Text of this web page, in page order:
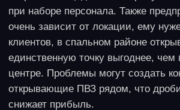
Формат реализации
Такие проекты чаще всего реализуются в формате
заключат договор операторы ТЦ, на знакомую
вывеску будут идти клиенты. Возможна и
коллаборация с производителем кофе
определенного сорта.